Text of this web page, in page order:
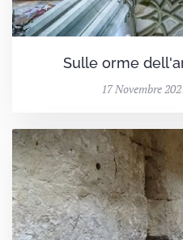
Sulle orme
17 Novembre